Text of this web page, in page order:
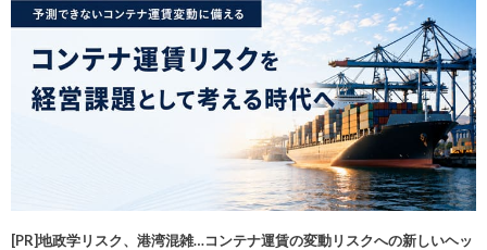
[PR]地政学リスク、港湾混雑…コンテナ運賃の変動リスクへの新しいヘッ